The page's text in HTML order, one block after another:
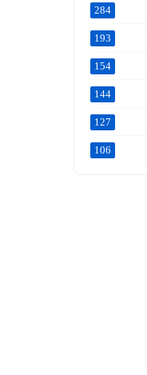
284
193
154
144
127
106